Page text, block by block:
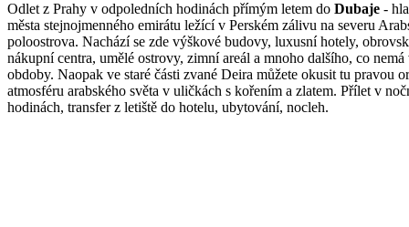
Odlet z Prahy v odpoledních hodinách přímým letem do Dubaje -
města stejnojmenného emirátu ležící v Perském zálivu na severu
poloostrova. Nachází se zde výškové budovy, luxusní hotely,
nákupní centra, umělé ostrovy, zimní areál a mnoho dalšího, co nemá
obdoby. Naopak ve staré části zvané Deira můžete okusit tu pravou
atmosféru arabského světa v uličkách s kořením a zlatem. Přílet v
hodinách, transfer z letiště do hotelu, ubytování, nocleh.